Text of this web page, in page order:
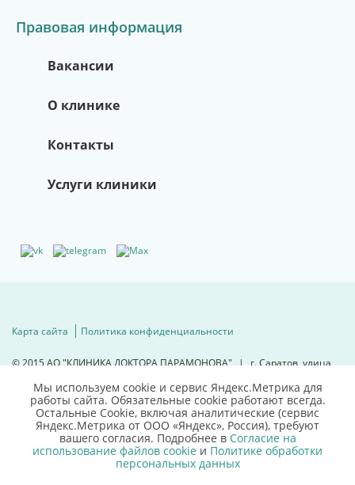
Правовая информация
Вакансии
О клинике
Контакты
Услуги клиники
Карта сайта Политика конфиденциальности
© 2015АО "КЛИНИКА ДОКТОРА ПАРАМОНОВА" | г. Саратов, улица
Имеются противопоказания, необходима консультация специалиста.
Для детальной информации
свяжитесь с нами
8 (8452)66 03 03
Мы используем cookie и сервис Яндекс.Метрика для
работы сайта. Обязательные cookie работают всегда.
Остальные Сookie, включая аналитические (сервис
Яндекс.Метрика от ООО «Яндекс», Россия), требуют
вашего согласия. Подробнее в Согласие на
использование файлов cookie и Политике обработки
персональных данных